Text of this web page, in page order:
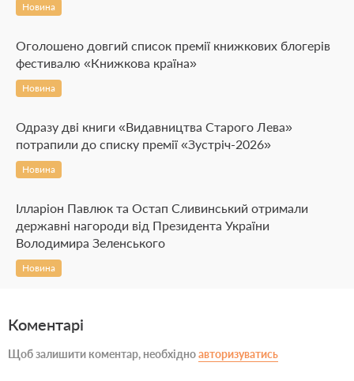
Новина
Оголошено довгий список премії книжкових блогерів
фестивалю «Книжкова країна»
Новина
Одразу дві книги «Видавництва Старого Лева»
потрапили до списку премії «Зустріч-2026»
Новина
Ілларіон Павлюк та Остап Сливинський отримали
державні нагороди від Президента України
Володимира Зеленського
Новина
Коментарі
Щоб залишити коментар, необхідноавторизуватись